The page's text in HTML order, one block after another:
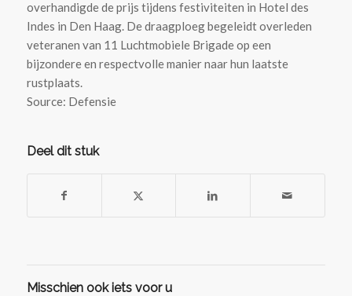
overhandigde de prijs tijdens festiviteiten in Hotel des
Indes in Den Haag. De draagploeg begeleidt overleden
veteranen van 11 Luchtmobiele Brigade op een
bijzondere en respectvolle manier naar hun laatste
rustplaats.
Source: Defensie
Deel dit stuk
Misschien ook iets voor u